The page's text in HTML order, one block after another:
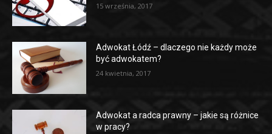
15 września, 2017
Adwokat Łódź – dlaczego nie każdy może
być adwokatem?
24 kwietnia, 2017
Adwokat a radca prawny – jakie są różnice
w pracy?